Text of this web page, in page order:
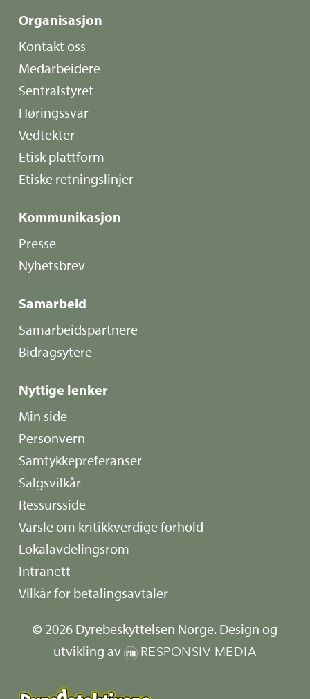
Organisasjon
Kontakt oss
Medarbeidere
Sentralstyret
Høringssvar
Vedtekter
Etisk plattform
Etiske retningslinjer
Kommunikasjon
Presse
Nyhetsbrev
Samarbeid
Samarbeidspartnere
Bidragsytere
Nyttige lenker
Min side
Personvern
Samtykkepreferanser
Salgsvilkår
Ressursside
Varsle om kritikkverdige forhold
Lokalavdelingsrom
Intranett
Vilkår for betalingsavtaler
© 2026Dyrebeskyttelsen Norge. Design og
utvikling av
RESPONSIV MEDIA